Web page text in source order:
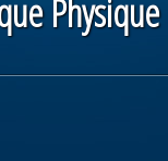
Physique